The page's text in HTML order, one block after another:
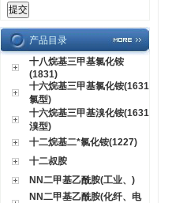
产品目录
十八烷基三甲基氯化铵
(1831)
十六烷基三甲基氯化铵(1631
氯型)
十六烷基三甲基溴化铵(1631
溴型)
十二烷基二*氯化铵(1227)
十二叔胺
NN二甲基乙酰胺(工业、)
NN二甲基乙酰胺(化纤、电